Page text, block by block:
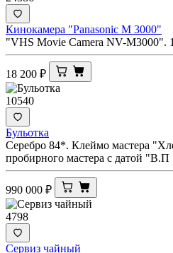
Кинокамера "Panasonic M 3000"
"VHS Movie Camera NV-M3000".
18 200 ₽
10540
Бульотка
Серебро 84*. Клеймо мастера
пробирного мастера с датой
990 000 ₽
4798
Сервиз чайный